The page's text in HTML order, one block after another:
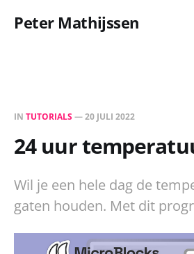
Peter Mathijssen
IN TUTORIALS—20 JULI 2022
24 uur
Wil je een hele dag de
gaten houden. Met dit